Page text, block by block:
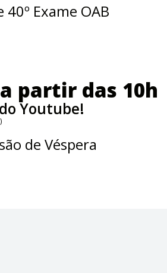
40º Exame OAB
partir das 10h
Youtube!
de Véspera